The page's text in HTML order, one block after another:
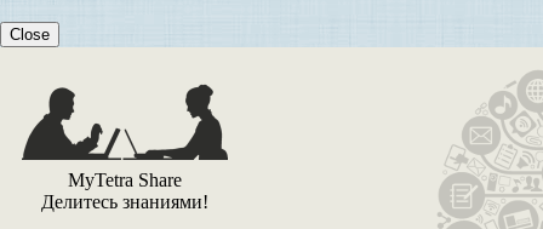
Close
MyTetra Share
Делитесь знаниями!